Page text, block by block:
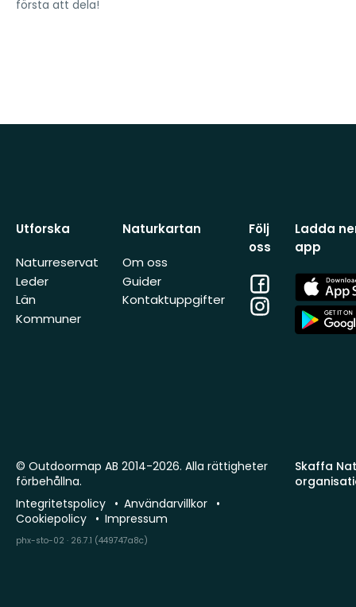
första att dela!
Utforska
Naturreservat
Leder
Län
Kommuner
Naturkartan
Om oss
Guider
Kontaktuppgifter
Följ
oss
Facebook
Instagram
Ladda
app
App
Store
App
Store
Skaffa
© Outdoormap AB 2014-2026. Alla rättigheter
förbehållna.
Integritetspolicy
Användarvillkor
Cookiepolicy
Impressum
phx-sto-02 · 26.7.1 (449747a8c)